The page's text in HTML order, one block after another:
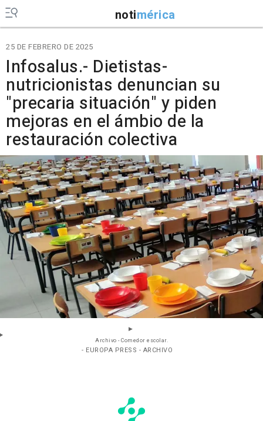
notimérica
25 DE FEBRERO DE 2025
Infosalus.- Dietistas-
nutricionistas denuncian su
"precaria situación" y piden
mejoras en el ámbio de la
restauración colectiva
Archivo - Comedor escolar.
- EUROPA PRESS - ARCHIVO